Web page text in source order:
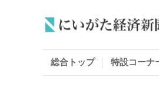
総合トップ 特設コーナ